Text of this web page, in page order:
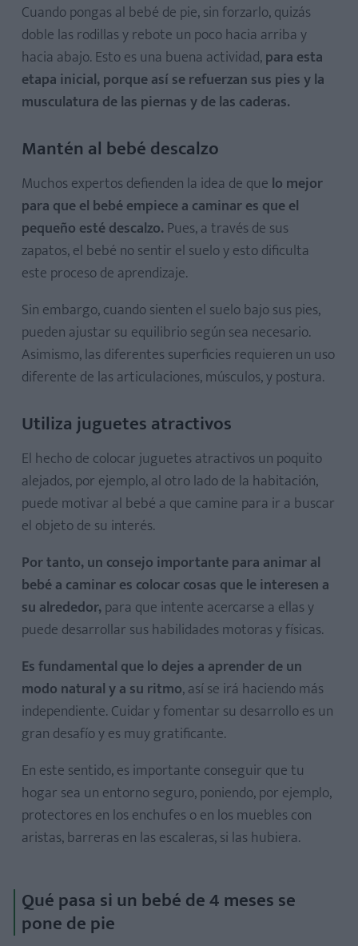
Cuando pongas al bebé de pie, sin forzarlo, quizás
doble las rodillas y rebote un poco hacia arriba y
hacia abajo. Esto es una buena actividad,para esta
etapa inicial, porque así se refuerzan sus pies y la
musculatura de las piernas y de las caderas.
Mantén al bebé descalzo
Muchos expertos defienden la idea de que lo mejor
para que el bebé empiece a caminar es que el
pequeño esté descalzo. Pues, a través de sus
zapatos, el bebé no sentir el suelo y esto dificulta
este proceso de aprendizaje.
Sin embargo, cuando sienten el suelo bajo sus pies,
pueden ajustar su equilibrio según sea necesario.
Asimismo, las diferentes superficies requieren un uso
diferente de las articulaciones, músculos, y postura.
Utiliza juguetes atractivos
El hecho de colocar juguetes atractivos un poquito
alejados, por ejemplo, al otro lado de la habitación,
puede motivar al bebé a que camine para ir a buscar
el objeto de su interés.
Por tanto, un consejo importante para animar al
bebé a caminar es colocar cosas que le interesen a
su alrededor,para que intente acercarse a ellas y
puede desarrollar sus habilidades motoras y físicas.
Es fundamental que lo dejes a aprender de un
modo natural y a su ritmo, así se irá haciendo más
independiente. Cuidar y fomentar su desarrollo es un
gran desafío y es muy gratificante.
En este sentido, es importante conseguir que tu
hogar sea un entorno seguro, poniendo, por ejemplo,
protectores en los enchufes o en los muebles con
aristas, barreras en las escaleras, si las hubiera.
Qué pasa si un bebé de 4 meses se
pone de pie